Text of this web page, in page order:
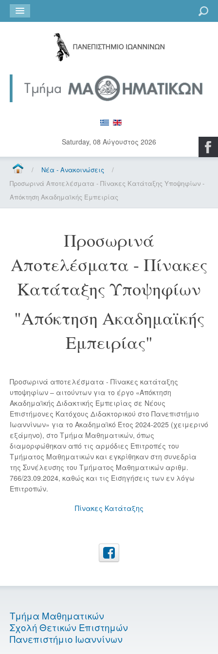
Saturday, 08 Αύγουστος 2026
/ Νέα - Ανακοινώσεις
/
Προσωρινά Αποτελέσματα - Πίνακες Κατάταξης Υποψηφίων -
Απόκτηση Ακαδημαϊκής Εμπειρίας
Προσωρινά
Αποτελέσματα - Πίνακες
Κατάταξης Υποψηφίων
"Απόκτηση Ακαδημαϊκής
Εμπειρίας"
Προσωρινά αποτελέσματα - Πίνακες κατάταξης
υποψηφίων – αιτούντων για το έργο «Απόκτηση
Ακαδημαϊκής Διδακτικής Εμπειρίας σε Νέους
Επιστήμονες Κατόχους Διδακτορικού στο Πανεπιστήμιο
Ιωαννίνων» για το Ακαδημαϊκό Έτος 2024-2025 (χειμερινό
εξάμηνο), στο Τμήμα Μαθηματικών, όπως
διαμορφώθηκαν από τις αρμόδιες Επιτροπές του
Τμήματος Μαθηματικών και εγκρίθηκαν στη συνεδρία
της Συνέλευσης του Τμήματος Μαθηματικών αριθμ.
766/23.09.2024, καθώς και τις Εισηγήσεις των εν λόγω
Επιτροπών.
Πίνακες Κατάταξης
Τμήμα Μαθηματικών
Σχολή Θετικών Επιστημών
Πανεπιστήμιο Ιωαννίνων